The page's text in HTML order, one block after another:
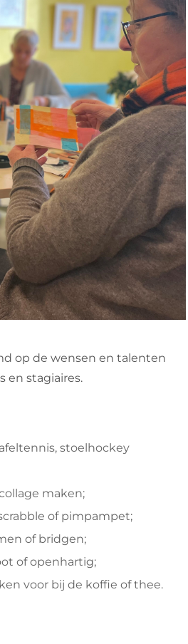
op de wensen en talenten
en stagiaires.
stoelhockey
maken;
of pimpampet;
of bridgen;
of openhartig;
voor bij de koffie of thee.